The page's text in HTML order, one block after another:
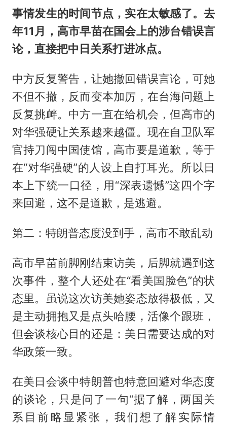
事情发生的时间节点，实在太敏感了。去
年11月，高市早苗在国会上的涉台错误言
论，直接把中日关系打进冰点。
中方反复警告，让她撤回错误言论，可她
不但不撤，反而变本加厉，在台海问题上
反复挑衅。中方一直在给机会，但高市的
对华强硬让关系越来越僵。现在自卫队军
官持刀闯中国使馆，高市要是道歉，等于
在“对华强硬”的人设上自打耳光。所以日
本上下统一口径，用“深表遗憾”这四个字
来回避，这不是道歉，是逃避。
第二：特朗普态度没到手，高市不敢乱动
高市早苗前脚刚结束访美，后脚就遇到这
次事件，整个人还处在“看美国脸色”的状
态里。虽说这次访美她姿态放得极低，又
是主动拥抱又是点头哈腰，活像个跟班，
但会谈核心目的还是：美日需要达成的对
华政策一致。
在美日会谈中特朗普也特意回避对华态度
的谈论，只是问了一句“据了解，两国关
系目前略显紧张，我们想了解实际情